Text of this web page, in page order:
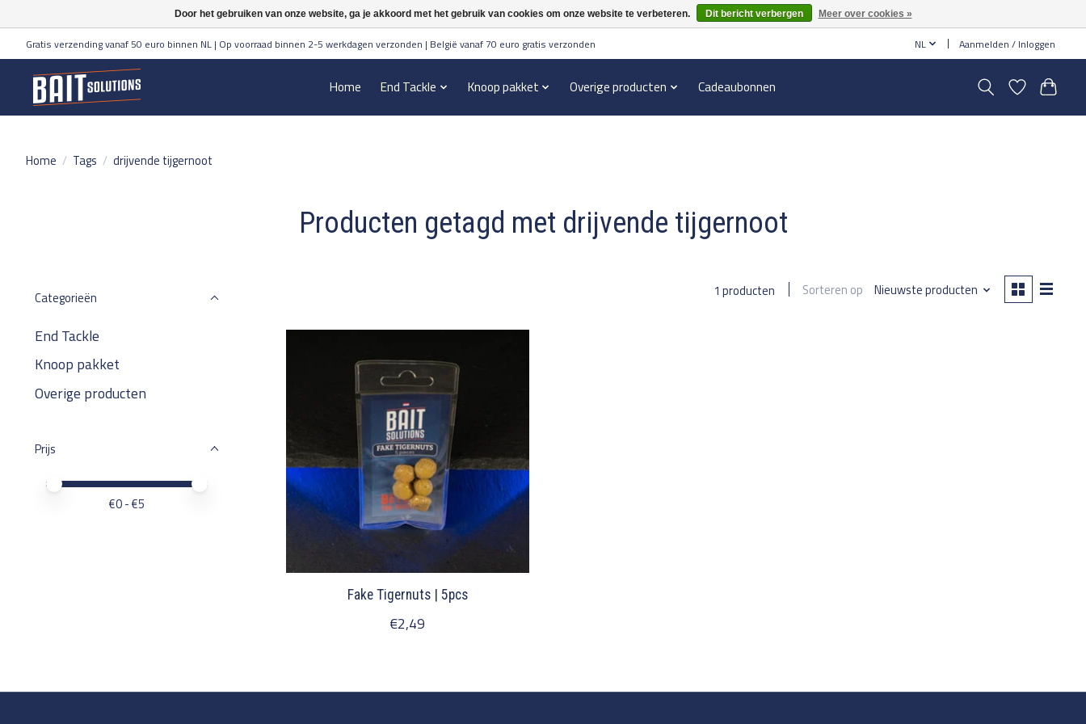
Gratis verzending vanaf 50 euro binnen NL | Op voorraad binnen 2-5 werkdagen verzonden | België vanaf 70 euro gratis verzonden NL Aanmelden / Inloggen
Home End Tackle Knoop pakket Overige producten Cadeaubonnen
Home / Tags / drijvende tijgernoot
Producten getagd met drijvende tijgernoot
Categorieën
End Tackle
Knoop pakket
Overige producten
Prijs
Minimale prijswaarde
Price maximum value
€0- €5
1 producten Sorteren op Nieuwste producten
Fake Tigernuts | 5pcs
€2,49
Door het gebruiken van onze website, ga je akkoord met het gebruik van cookies om onze website te verbeteren. Dit bericht verbergen Meer over cookies »